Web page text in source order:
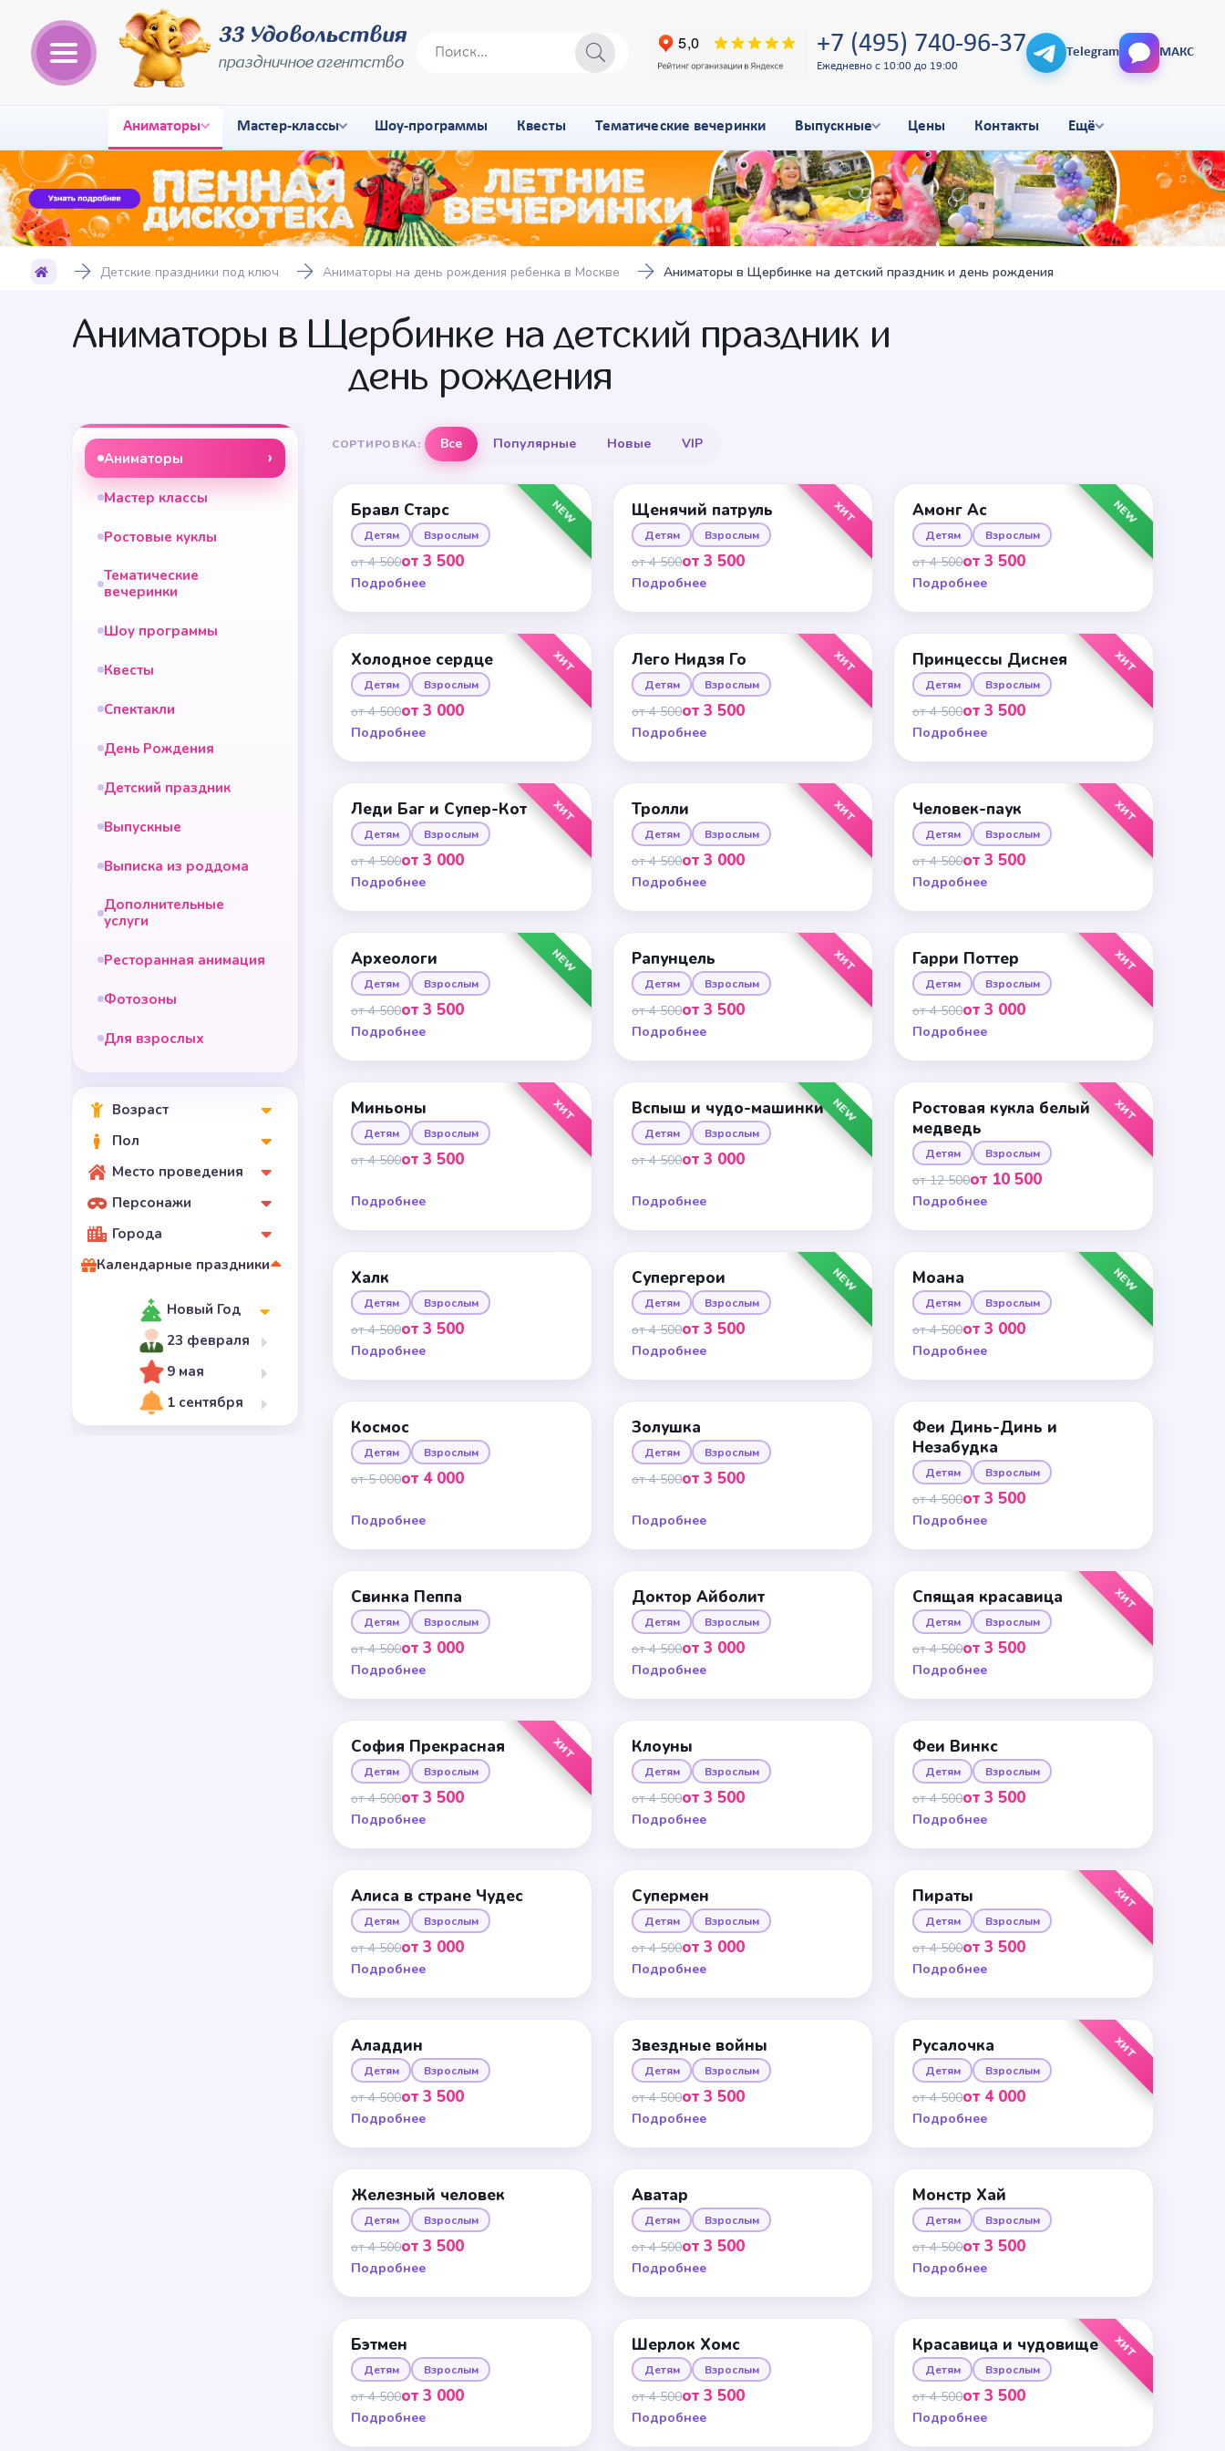
33 Удовольствия
праздничное агентство
+7 (495) 740-96-37
Ежедневно с 10:00 до 19:00
Telegram МАКС
Аниматоры Мастер-классы Шоу-программы Квесты Тематические вечеринки Выпускные Цены Контакты Ещё
Детские праздники под ключ Аниматоры на день рождения ребенка в Москве Аниматоры в Щербинке на детский праздник и день рождения
Аниматоры в Щербинке на детский праздник и
день рождения
Аниматоры
Мастер классы
Ростовые куклы
Тематические
вечеринки
Шоу программы
Квесты
Спектакли
День Рождения
Детский праздник
Выпускные
Выписка из роддома
Дополнительные
услуги
Ресторанная анимация
Фотозоны
Для взрослых
Возраст
Пол
Место проведения
Персонажи
Города
Календарные праздники
Новый Год
23 февраля
9 мая
1 сентября
СОРТИРОВКА: Все Популярные Новые VIP
NEW
Бравл Старс
Детям Взрослым
от 4 500от 3 500
Подробнее
ХИТ
Щенячий патруль
Детям Взрослым
от 4 500от 3 500
Подробнее
NEW
Амонг Ас
Детям Взрослым
от 4 500от 3 500
Подробнее
ХИТ
Холодное сердце
Детям Взрослым
от 4 500от 3 000
Подробнее
ХИТ
Лего Нидзя Го
Детям Взрослым
от 4 500от 3 500
Подробнее
ХИТ
Принцессы Диснея
Детям Взрослым
от 4 500от 3 500
Подробнее
ХИТ
Леди Баг и Супер-Кот
Детям Взрослым
от 4 500от 3 000
Подробнее
ХИТ
Тролли
Детям Взрослым
от 4 500от 3 000
Подробнее
ХИТ
Человек-паук
Детям Взрослым
от 4 500от 3 500
Подробнее
NEW
Археологи
Детям Взрослым
от 4 500от 3 500
Подробнее
ХИТ
Рапунцель
Детям Взрослым
от 4 500от 3 500
Подробнее
ХИТ
Гарри Поттер
Детям Взрослым
от 4 500от 3 000
Подробнее
ХИТ
Миньоны
Детям Взрослым
от 4 500от 3 500
Подробнее
NEW
Вспыш и чудо-машинки
Детям Взрослым
от 4 500от 3 000
Подробнее
ХИТ
Ростовая кукла белый
медведь
Детям Взрослым
от 12 500от 10 500
Подробнее
Халк
Детям Взрослым
от 4 500от 3 500
Подробнее
NEW
Супергерои
Детям Взрослым
от 4 500от 3 500
Подробнее
NEW
Моана
Детям Взрослым
от 4 500от 3 000
Подробнее
Космос
Детям Взрослым
от 5 000от 4 000
Подробнее
Золушка
Детям Взрослым
от 4 500от 3 500
Подробнее
Феи Динь-Динь и
Незабудка
Детям Взрослым
от 4 500от 3 500
Подробнее
Свинка Пеппа
Детям Взрослым
от 4 500от 3 000
Подробнее
Доктор Айболит
Детям Взрослым
от 4 500от 3 000
Подробнее
ХИТ
Спящая красавица
Детям Взрослым
от 4 500от 3 500
Подробнее
ХИТ
София Прекрасная
Детям Взрослым
от 4 500от 3 500
Подробнее
Клоуны
Детям Взрослым
от 4 500от 3 500
Подробнее
Феи Винкс
Детям Взрослым
от 4 500от 3 500
Подробнее
Алиса в стране Чудес
Детям Взрослым
от 4 500от 3 000
Подробнее
Супермен
Детям Взрослым
от 4 500от 3 000
Подробнее
ХИТ
Пираты
Детям Взрослым
от 4 500от 3 500
Подробнее
Аладдин
Детям Взрослым
от 4 500от 3 500
Подробнее
Звездные войны
Детям Взрослым
от 4 500от 3 500
Подробнее
ХИТ
Русалочка
Детям Взрослым
от 4 500от 4 000
Подробнее
Железный человек
Детям Взрослым
от 4 500от 3 500
Подробнее
Аватар
Детям Взрослым
от 4 500от 3 500
Подробнее
Монстр Хай
Детям Взрослым
от 4 500от 3 500
Подробнее
Бэтмен
Детям Взрослым
от 4 500от 3 000
Подробнее
Шерлок Хомс
Детям Взрослым
от 4 500от 3 500
Подробнее
ХИТ
Красавица и чудовище
Детям Взрослым
от 4 500от 3 500
Подробнее